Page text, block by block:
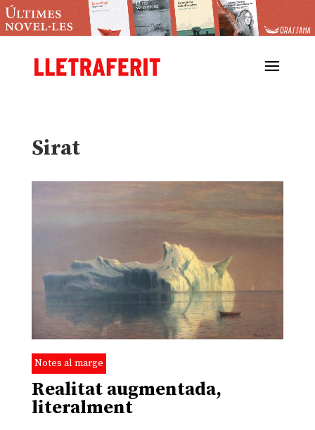
Sirat
Notes al marge
Realitat augmentada,
literalment